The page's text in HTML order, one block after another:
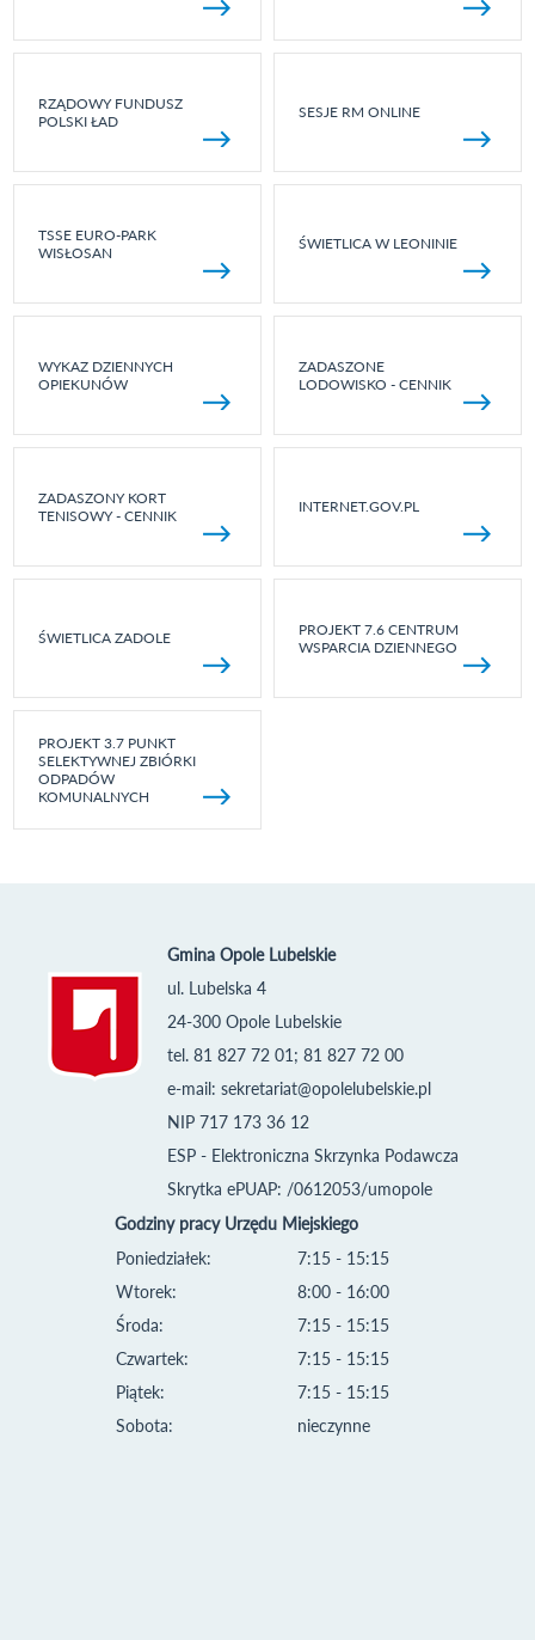
RZĄDOWY FUNDUSZ
POLSKI ŁAD
SESJE RM ONLINE
TSSE EURO-PARK
WISŁOSAN
ŚWIETLICA W LEONINIE
WYKAZ DZIENNYCH
OPIEKUNÓW
ZADASZONE
LODOWISKO - CENNIK
ZADASZONY KORT
TENISOWY - CENNIK
INTERNET.GOV.PL
ŚWIETLICA ZADOLE
PROJEKT 7.6 CENTRUM
WSPARCIA DZIENNEGO
PROJEKT 3.7 PUNKT
SELEKTYWNEJ ZBIÓRKI
ODPADÓW
KOMUNALNYCH
Gmina Opole Lubelskie
ul. Lubelska 4
24-300 Opole Lubelskie
tel. 81 827 72 01; 81 827 72 00
e-mail: sekretariat@opolelubelskie.pl
NIP 717 173 36 12
ESP - Elektroniczna Skrzynka Podawcza
Skrytka ePUAP: /0612053/umopole
Godziny pracy Urzędu Miejskiego
Poniedziałek:
Wtorek:
Środa:
Czwartek:
Piątek:
Sobota:
7:15 - 15:15
8:00 - 16:00
7:15 - 15:15
7:15 - 15:15
7:15 - 15:15
nieczynne